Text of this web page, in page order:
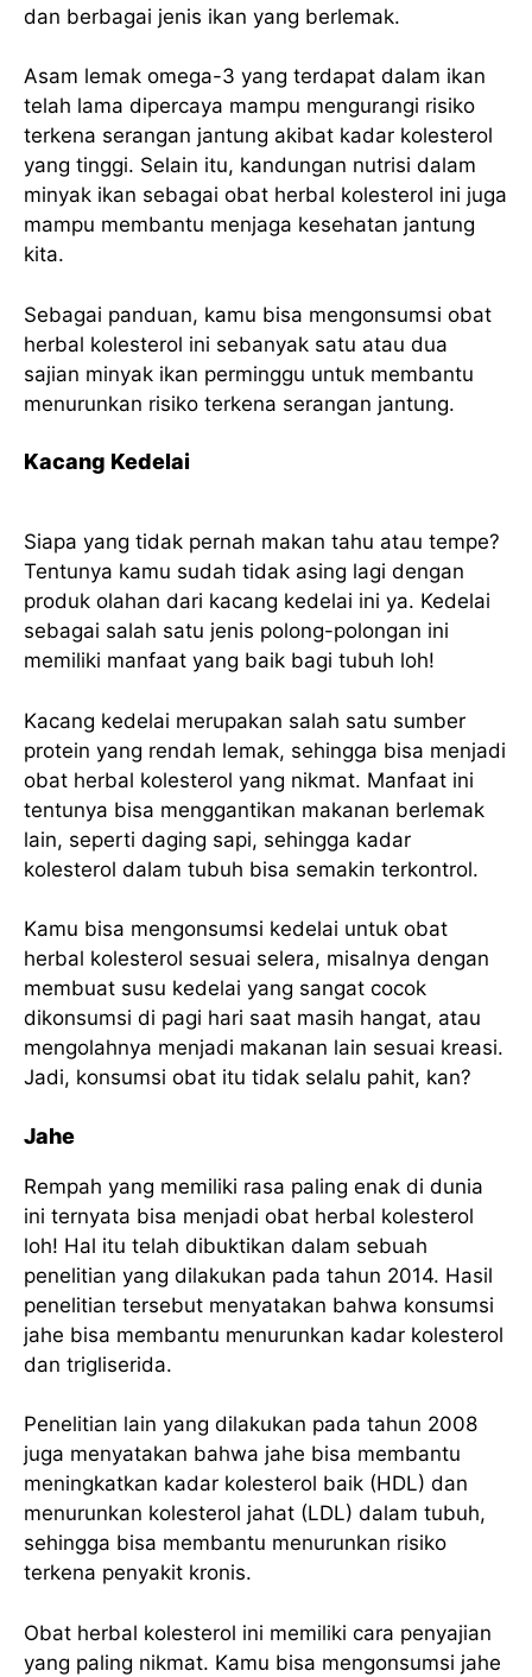
dan berbagai jenis ikan yang berlemak.
Asam lemak omega-3 yang terdapat dalam ikan
telah lama dipercaya mampu mengurangi risiko
terkena serangan jantung akibat kadar kolesterol
yang tinggi. Selain itu, kandungan nutrisi dalam
minyak ikan sebagai obat herbal kolesterol ini juga
mampu membantu menjaga kesehatan jantung
kita.
Sebagai panduan, kamu bisa mengonsumsi obat
herbal kolesterol ini sebanyak satu atau dua
sajian minyak ikan perminggu untuk membantu
menurunkan risiko terkena serangan jantung.
Kacang Kedelai
Siapa yang tidak pernah makan tahu atau tempe?
Tentunya kamu sudah tidak asing lagi dengan
produk olahan dari kacang kedelai ini ya. Kedelai
sebagai salah satu jenis polong-polongan ini
memiliki manfaat yang baik bagi tubuh loh!
Kacang kedelai merupakan salah satu sumber
protein yang rendah lemak, sehingga bisa menjadi
obat herbal kolesterol yang nikmat. Manfaat ini
tentunya bisa menggantikan makanan berlemak
lain, seperti daging sapi, sehingga kadar
kolesterol dalam tubuh bisa semakin terkontrol.
Kamu bisa mengonsumsi kedelai untuk obat
herbal kolesterol sesuai selera, misalnya dengan
membuat susu kedelai yang sangat cocok
dikonsumsi di pagi hari saat masih hangat, atau
mengolahnya menjadi makanan lain sesuai kreasi.
Jadi, konsumsi obat itu tidak selalu pahit, kan?
Jahe
Rempah yang memiliki rasa paling enak di dunia
ini ternyata bisa menjadi obat herbal kolesterol
loh! Hal itu telah dibuktikan dalam sebuah
penelitian yang dilakukan pada tahun 2014. Hasil
penelitian tersebut menyatakan bahwa konsumsi
jahe bisa membantu menurunkan kadar kolesterol
dan trigliserida.
Penelitian lain yang dilakukan pada tahun 2008
juga menyatakan bahwa jahe bisa membantu
meningkatkan kadar kolesterol baik (HDL) dan
menurunkan kolesterol jahat (LDL) dalam tubuh,
sehingga bisa membantu menurunkan risiko
terkena penyakit kronis.
Obat herbal kolesterol ini memiliki cara penyajian
yang paling nikmat. Kamu bisa mengonsumsi jahe